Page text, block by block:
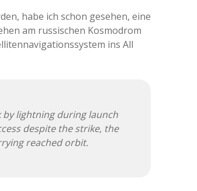
habe ich schon gesehen, eine
am russischen Kosmodrom
ins All
by lightning during launch
despite the strike, the
reached orbit.